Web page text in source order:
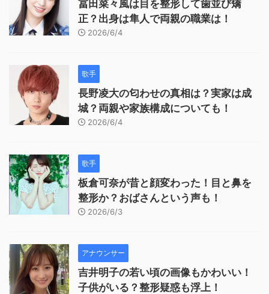
冨田菜々風は目を整形して歯並び矯
正？出身は隼人で両親の職業は！
2026/6/4
歌手
長野凌大の匂わせの真相は？実家は成
城？両親や家族構成についても！
2026/6/4
歌手
板倉可奈が昔と顔変わった！目と鼻を
整形か？おばさんという声も！
2026/6/3
アナウンサー
吉井明子の若い頃の画像もかわいい！
子供がいる？整形疑惑も浮上！